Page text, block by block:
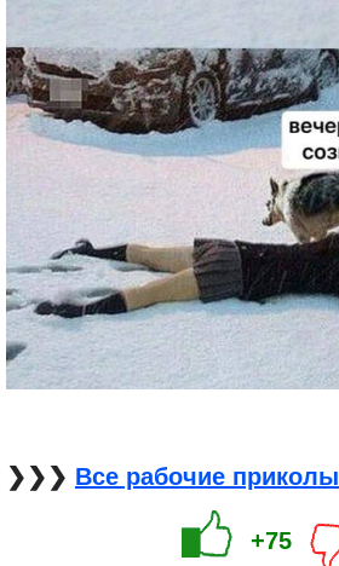
❯❯❯ Все рабочие приколы
+75